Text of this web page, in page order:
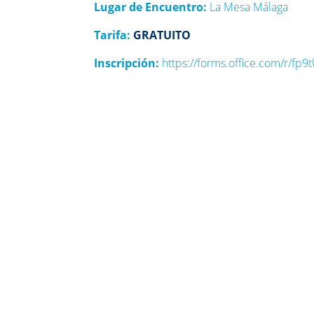
Lugar de Encuentro: La Mesa Málaga
Tarifa: GRATUITO
Inscripción: https://forms.office.com/r/